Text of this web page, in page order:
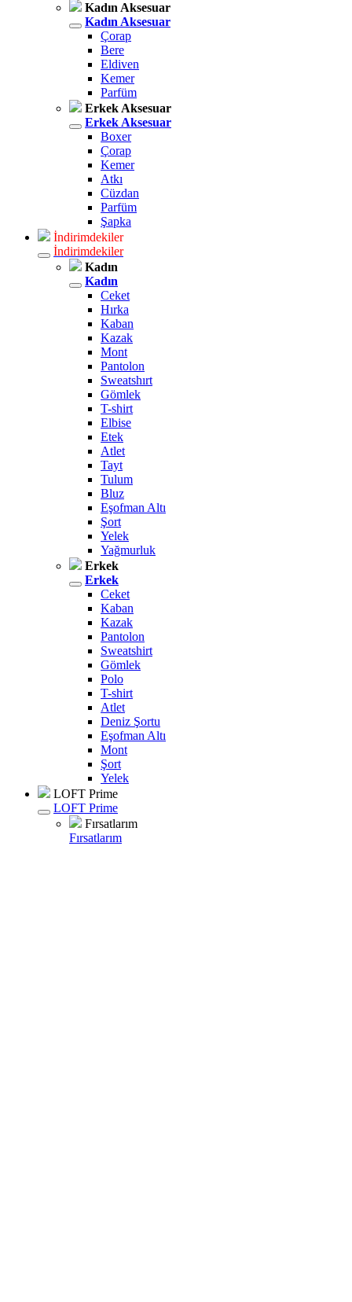
Kadın Aksesuar
Kadın Aksesuar
Çorap
Bere
Eldiven
Kemer
Parfüm
Erkek Aksesuar
Erkek Aksesuar
Boxer
Çorap
Kemer
Atkı
Cüzdan
Parfüm
Şapka
İndirimdekiler
İndirimdekiler
Kadın
Kadın
Ceket
Hırka
Kaban
Kazak
Mont
Pantolon
Sweatshırt
Gömlek
T-shirt
Elbise
Etek
Atlet
Tayt
Tulum
Bluz
Eşofman Altı
Şort
Yelek
Yağmurluk
Erkek
Erkek
Ceket
Kaban
Kazak
Pantolon
Sweatshirt
Gömlek
Polo
T-shirt
Atlet
Deniz Şortu
Eşofman Altı
Mont
Şort
Yelek
LOFT Prime
LOFT Prime
Fırsatlarım
Fırsatlarım